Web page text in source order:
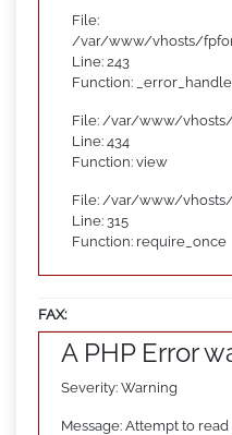
File:
/var/www/vhosts/
Line: 243
Function:
File: /var/www/
Line: 434
Function: view
File: /var/www/
Line: 315
Function: require_once
FAX:
A PHP Error
Severity: Warning
Message: Attempt to